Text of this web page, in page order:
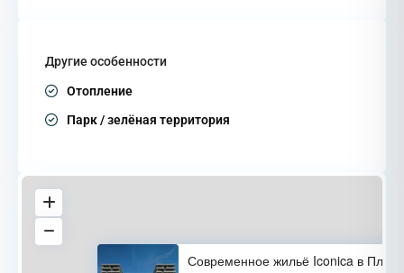
Другие особенности
Отопление
Парк / зелёная территория
Современное жильё Iconica в Пл